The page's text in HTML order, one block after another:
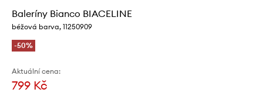
Baleríny Bianco BIACELINE
béžová barva, 11250909
-50%
Aktuální cena:
799 Kč